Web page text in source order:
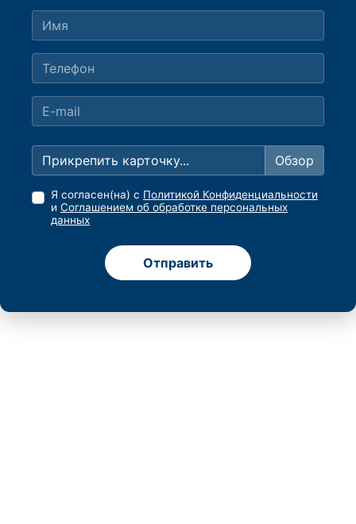
Прикрепить карточку...
Я согласен(на) с Политикой Конфиденциальности
и Соглашением об обработке персональных
данных
Отправить